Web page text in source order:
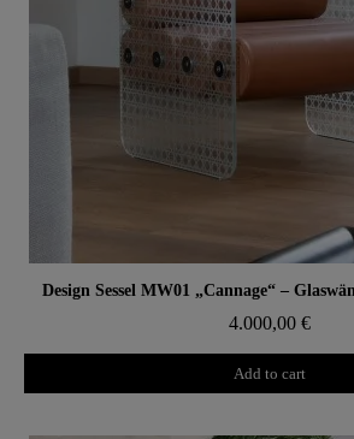
Aperçu rapide
Design Sessel MW01 „Cannage“ –
4.000,00 €
Add to cart